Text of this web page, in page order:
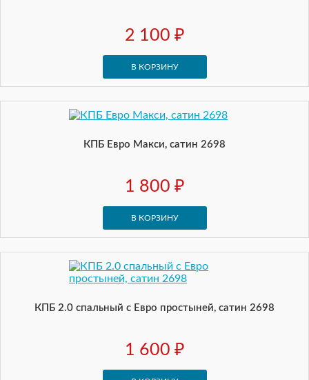
2 100 ₽
В КОРЗИНУ
КПБ Евро Макси, сатин 2698
1 800 ₽
В КОРЗИНУ
КПБ 2.0 спальный с Евро простыней, сатин 2698
1 600 ₽